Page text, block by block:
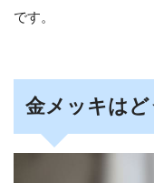
です。
金メッキはど